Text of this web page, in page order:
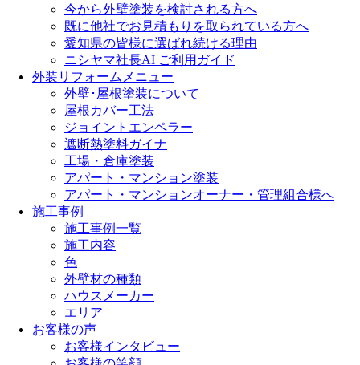
今から外壁塗装を検討される方へ
既に他社でお見積もりを取られている方へ
愛知県の皆様に選ばれ続ける理由
ニシヤマ社長AI ご利用ガイド
外装リフォームメニュー
外壁･屋根塗装について
屋根カバー工法
ジョイントエンペラー
遮断熱塗料ガイナ
工場・倉庫塗装
アパート・マンション塗装
アパート・マンションオーナー・管理組合様へ
施工事例
施工事例一覧
施工内容
色
外壁材の種類
ハウスメーカー
エリア
お客様の声
お客様インタビュー